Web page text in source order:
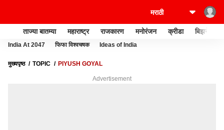
ताज्या बातम्या महाराष्ट्र राजकारण मनोरंजन क्रीडा बिझनेस
India At 2047 फिफा विश्वचषक Ideas of India
मुख्यपृष्ठ TOPIC PIYUSH GOYAL
Advertisement